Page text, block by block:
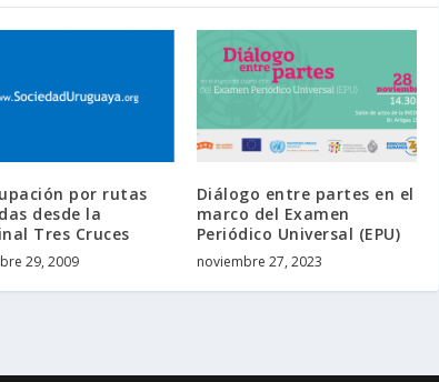
por rutas
desde la
Tres Cruces
29, 2009
Diálogo entre partes en el
marco del Examen
Periódico Universal (EPU)
noviembre 27, 2023